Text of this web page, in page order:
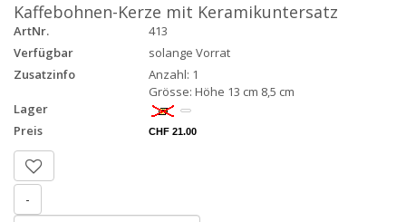
Kaffebohnen-Kerze mit Keramikuntersatz
ArtNr.
413
Verfügbar
solange Vorrat
Zusatzinfo
Anzahl: 1
Grösse: Höhe 13 cm 8,5 cm
Lager
Preis
CHF 21.00
-